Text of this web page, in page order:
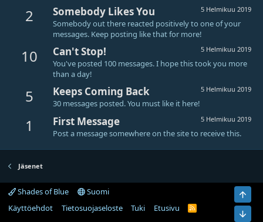
2 5 Helmikuu 2019
Somebody Likes You
Somebody out there reacted positively to one of your
messages. Keep posting like that for more!
10 5 Helmikuu 2019
Can't Stop!
You've posted 100 messages. I hope this took you more
than a day!
5 5 Helmikuu 2019
Keeps Coming Back
30 messages posted. You must like it here!
1 5 Helmikuu 2019
First Message
Post a message somewhere on the site to receive this.
Jäsenet
Shades of Blue
Suomi
Käyttöehdot
Tietosuojaseloste Tuki Etusivu
R